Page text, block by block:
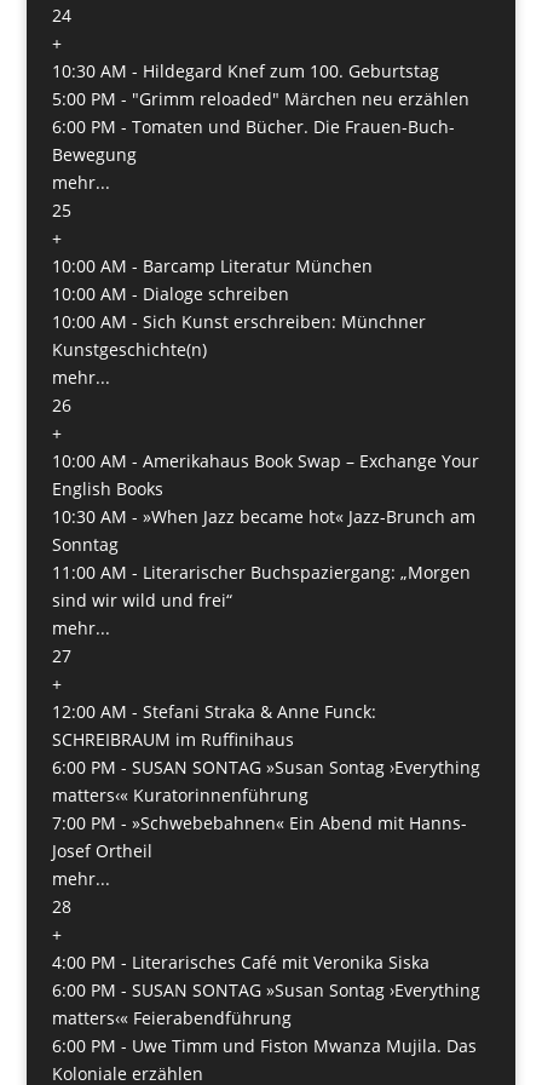
24
+
10:30 AM - Hildegard Knef zum 100. Geburtstag
5:00 PM - "Grimm reloaded" Märchen neu erzählen
6:00 PM - Tomaten und Bücher. Die Frauen-Buch-
Bewegung
mehr...
25
+
10:00 AM - Barcamp Literatur München
10:00 AM - Dialoge schreiben
10:00 AM - Sich Kunst erschreiben: Münchner
Kunstgeschichte(n)
mehr...
26
+
10:00 AM - Amerikahaus Book Swap – Exchange Your
English Books
10:30 AM - »When Jazz became hot« Jazz-Brunch am
Sonntag
11:00 AM - Literarischer Buchspaziergang: „Morgen
sind wir wild und frei“
mehr...
27
+
12:00 AM - Stefani Straka & Anne Funck:
SCHREIBRAUM im Ruffinihaus
6:00 PM - SUSAN SONTAG »Susan Sontag ›Everything
matters‹« Kuratorinnenführung
7:00 PM - »Schwebebahnen« Ein Abend mit Hanns-
Josef Ortheil
mehr...
28
+
4:00 PM - Literarisches Café mit Veronika Siska
6:00 PM - SUSAN SONTAG »Susan Sontag ›Everything
matters‹« Feierabendführung
6:00 PM - Uwe Timm und Fiston Mwanza Mujila. Das
Koloniale erzählen